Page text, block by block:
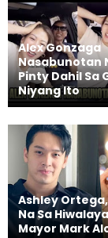
Alex Gonzaga
Nasabunotan
Pinty Dahil Sa
Niyang Ito
Ashley
Na Sa
Mayor Mark